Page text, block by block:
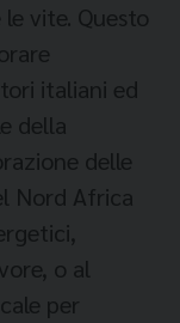
vite. Questo
italiani ed
della
delle
Nord Africa
o al
per